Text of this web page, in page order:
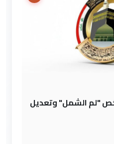
"لم الشمل" وتعديل